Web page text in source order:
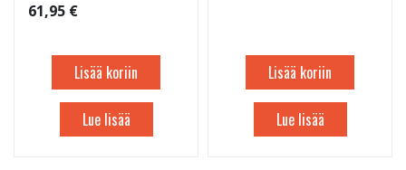
61,95 €
Lisää koriin
Lue lisää
Lisää koriin
Lue lisää